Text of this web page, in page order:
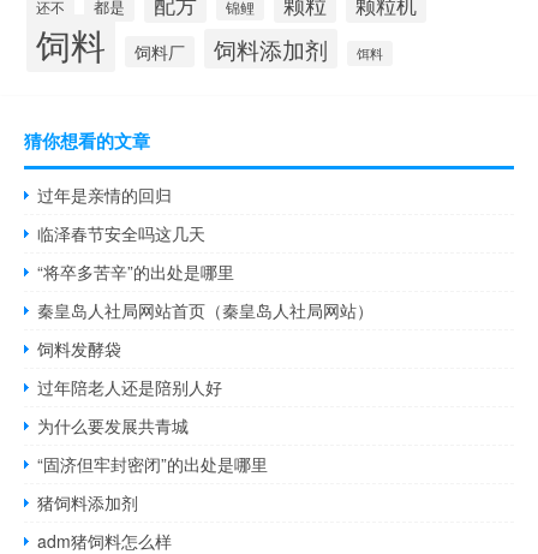
还不 都是 锦鲤
饲料 饲料厂 饲料添加剂 饵料
猜你想看的文章
过年是亲情的回归
临泽春节安全吗这几天
“将卒多苦辛”的出处是哪里
秦皇岛人社局网站首页（秦皇岛人社局网站）
饲料发酵袋
过年陪老人还是陪别人好
为什么要发展共青城
“固济但牢封密闭”的出处是哪里
猪饲料添加剂
adm猪饲料怎么样